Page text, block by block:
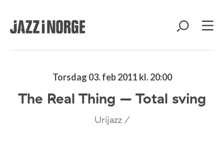
Torsdag 03. feb 2011 kl. 20:00
The Real Thing – Total sving
Urijazz /